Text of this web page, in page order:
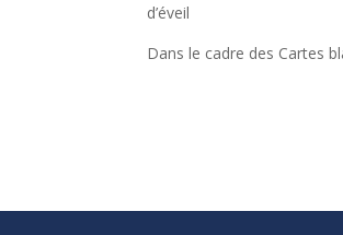
d’éveil
Dans le cadre des Cartes